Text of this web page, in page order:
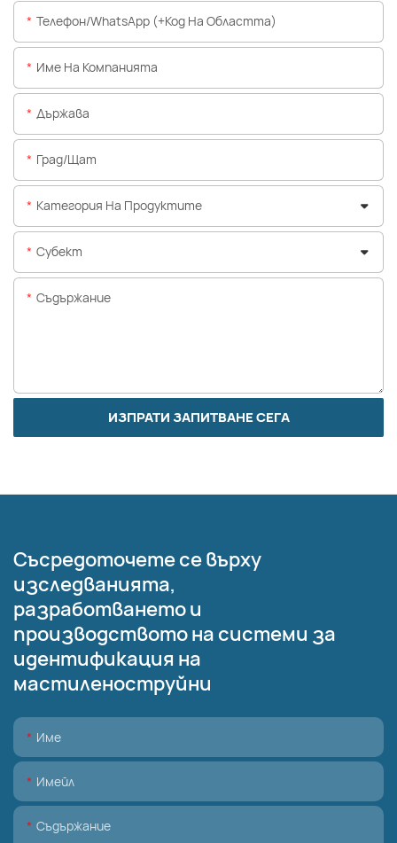
Телефон/WhatsApp (+Код На Областта)
Име На Компанията
Държава
Град/щат
Категория На Продуктите
Субект
Съдържание
ИЗПРАТИ ЗАПИТВАНЕ СЕГА
Съсредоточете се върху
изследванията,
разработването и
производството на системи за
идентификация на
мастиленоструйни
Име
Имейл
Съдържание